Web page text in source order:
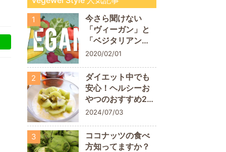
今さら聞けない
「ヴィーガン」と
「ベジタリアン」
の違い！
2020/02/01
1
ダイエット中でも
安心！ヘルシーお
やつのおすすめ20
商品
2024/07/03
2
ココナッツの食べ
方知ってますか？
3